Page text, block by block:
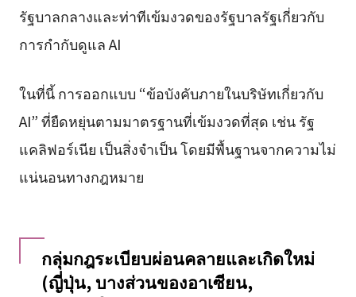
รัฐบาลกลางและท่าทีเข้มงวดของรัฐบาลรัฐเกี่ยวกับ
การกำกับดูแล AI
ในที่นี้ การออกแบบ “ข้อบังคับภายในบริษัทเกี่ยวกับ
AI” ที่ยืดหยุ่นตามมาตรฐานที่เข้มงวดที่สุด เช่น รัฐ
แคลิฟอร์เนีย เป็นสิ่งจำเป็น โดยมีพื้นฐานจากความไม่
แน่นอนทางกฎหมาย
กลุ่มกฎระเบียบผ่อนคลายและเกิดใหม่
(ญี่ปุ่น, บางส่วนของอาเซียน,